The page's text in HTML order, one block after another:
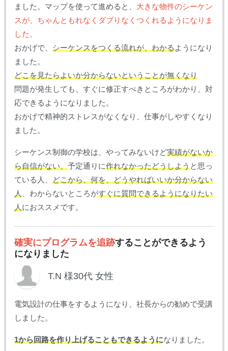
ました。マップを使って進めると、 大きな物件のシーケン
スが、ちゃんともれなくダブりなくつくれるようになりま
した。
おかげで、 シーケンスをつくる流れが、わかるようになり
ました。
どこを見たらよいか分からないということが無くなり
問題が発生しても、すぐに修正すべきところがわかり、対
応できるようになりました。
おかげで精神的ストレスがなくなり、仕事がしやすくなり
ました。
シーケンス制御の学校は、やってみないけど実績がないか
ら自信がない、予定通りに作れなかったどうしようと思っ
ている人、 どこから、何を、どうやればいいか分からない
人、わからないところがすぐに質問できるようになりたい
人におススメです。
確実にプログラムを追跡することができるよう
になりました
T.N 様30代 女性
電気設計の仕事をするようになり、社長からの勧めで受講
しました。
1から回路を作り上げることもできるようになりました。